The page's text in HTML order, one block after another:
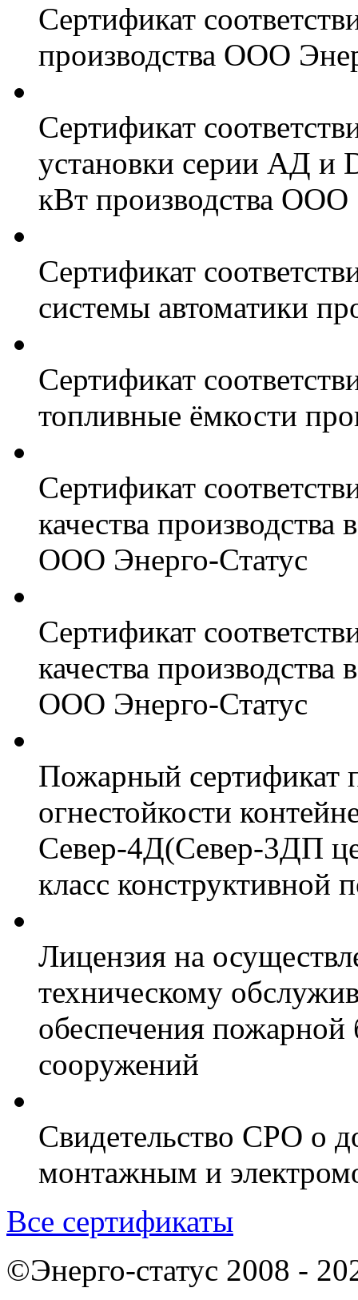
Сертификат
производства ООО
Сертификат
установки серии АД и
кВт производства ООО
Сертификат
системы автоматики
Сертификат
топливные ёмкости
Сертификат
качества
ООО Энерго-Статус
Сертификат
качества
ООО Энерго-Статус
Пожарный сертификат
огнестойкости
Север-4Д(Север-3ДП
класс конструктивной
Лицензия на
техническому
обеспечения пожарной
сооружений
Свидетельство СРО о
монтажным и
Все сертификаты
©Энерго-статус 2008 -